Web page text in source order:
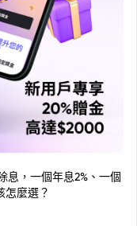
，一個年息2%、一個
怎麼選？